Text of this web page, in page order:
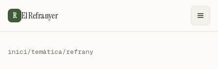
R El Refranyer
inici/temàtica/refrany